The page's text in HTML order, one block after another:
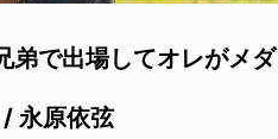
弟で出場してオレがメダ
永原依弦